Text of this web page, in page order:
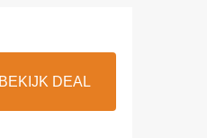
BEKIJK DEAL